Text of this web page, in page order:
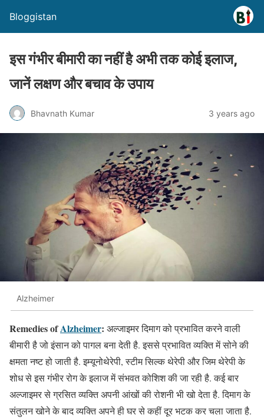
Bloggistan
इस गंभीर बीमारी का नहीं है अभी तक कोई इलाज,
जानें लक्षण और बचाव के उपाय
Bhavnath Kumar 3 years ago
Alzheimer
Remedies ofAlzheimer: अल्जाइमर दिमाग को प्रभावित करने वाली
बीमारी है जो इंसान को पागल बना देती है. इससे प्रभावित व्यक्ति में सोने की
क्षमता नष्ट हो जाती है. इम्यूनोथेरेपी, स्टीम सिल्क थेरेपी और जिम थेरेपी के
शोध से इस गंभीर रोग के इलाज में संभवत कोशिश की जा रही है. कई बार
अल्जाइमर से ग्रसित व्यक्ति अपनी आंखों की रोशनी भी खो देता है. दिमाग के
संतुलन खोने के बाद व्यक्ति अपने ही घर से कहीं दूर भटक कर चला जाता है.